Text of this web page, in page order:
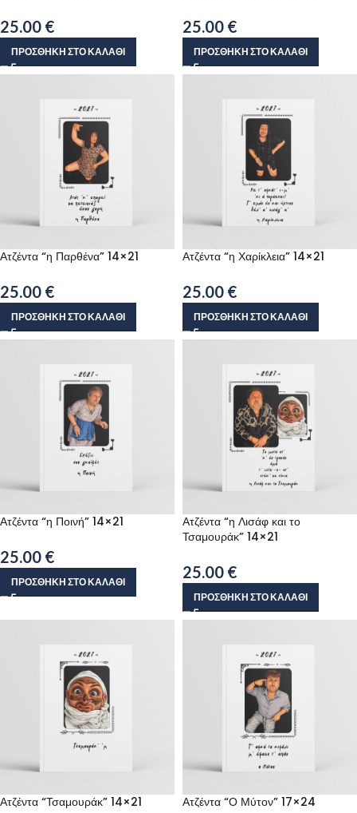
25.00 €
ΠΡΟΣΘΉΚΗ ΣΤΟ ΚΑΛΆΘΙ
25.00 €
ΠΡΟΣΘΉΚΗ ΣΤΟ ΚΑΛΆΘΙ
Ατζέντα “η Παρθένα” 14×21
25.00 €
ΠΡΟΣΘΉΚΗ ΣΤΟ ΚΑΛΆΘΙ
Ατζέντα “η Χαρίκλεια” 14×21
25.00 €
ΠΡΟΣΘΉΚΗ ΣΤΟ ΚΑΛΆΘΙ
Ατζέντα “η Ποινή” 14×21
25.00 €
ΠΡΟΣΘΉΚΗ ΣΤΟ ΚΑΛΆΘΙ
Ατζέντα “η Λισάφ και το
Τσαμουράκ” 14×21
25.00 €
ΠΡΟΣΘΉΚΗ ΣΤΟ ΚΑΛΆΘΙ
Ατζέντα “Τσαμουράκ” 14×21 Ατζέντα “Ο Μύτον” 17×24